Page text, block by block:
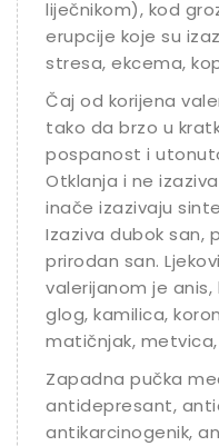
liječnikom), kod
erupcije koje su
stresa, ekcema,
Čaj od korijena
tako da brzo u
pospanost i
Otklanja i ne
inače izazivaju
Izaziva dubok san,
prirodan san.
valerijanom je
glog, kamilica,
matičnjak,
Zapadna pučka
antidepresant,
antikarcinogenik,